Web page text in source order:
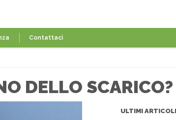
Contattaci
DELLO SCARICO?
ULTIMI ARTICOLI